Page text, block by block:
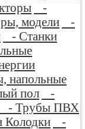
-
модели
-
- Станки
напольные
пол
-
- Трубы ПВХ
Колодки
-